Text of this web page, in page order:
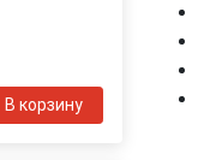
В корзину